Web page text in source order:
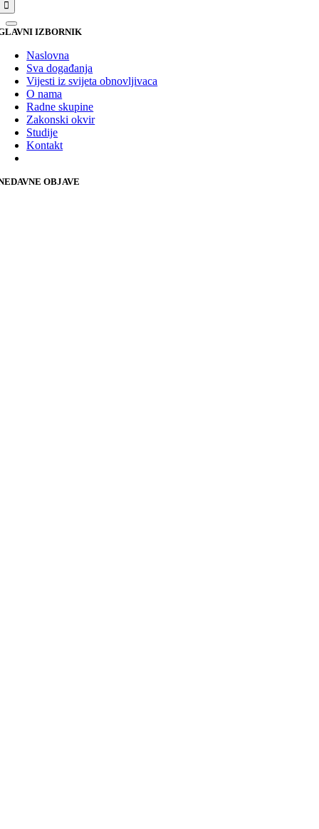
IZBORNIK
Naslovna
Sva događanja
Vijesti iz svijeta obnovljivaca
O nama
Radne skupine
Zakonski okvir
Studije
Kontakt
OBJAVE